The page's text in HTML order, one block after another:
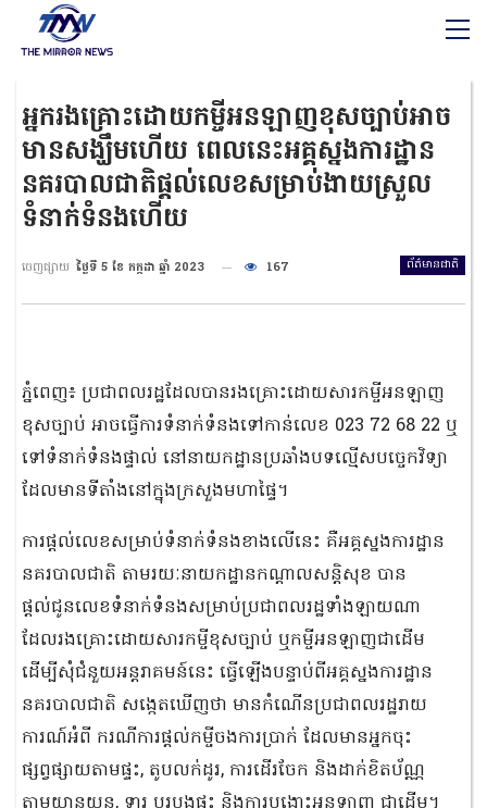
អ្នករងគ្រោះដោយកម្ចីអនឡាញខុសច្បាប់អាច
មានសង្ឃឹមហើយ ពេលនេះអគ្គស្នងការដ្ឋាន
នគរបាលជាតិផ្ដល់លេខសម្រាប់ងាយស្រួល
ទំនាក់ទំនងហើយ
ព័ត៌មានជាតិ
ចេញផ្សាយ ថ្ងៃទី 5 ខែ កក្កដា ឆ្នាំ 2023 167
ភ្នំពេញ៖ ប្រជាពលរដ្ឋដែលបានរងគ្រោះដោយសារកម្ចីអនឡាញ
ខុសច្បាប់ អាចធ្វើការទំនាក់ទំនងទៅកាន់លេខ 023 72 68 22 ឬ
ទៅទំនាក់ទំនងផ្ទាល់ នៅនាយកដ្ឋានប្រឆាំងបទល្មើសបច្ចេកវិទ្យា
ដែលមានទីតាំងនៅក្នុងក្រសួងមហាផ្ទៃ។
ការផ្តល់លេខសម្រាប់ទំនាក់ទំនងខាងលើនេះ គឺអគ្គស្នងការដ្ឋាន
នគរបាលជាតិ តាមរយៈនាយកដ្ឋានកណ្ដាលសន្ដិសុខ បាន
ផ្ដល់ជូនលេខទំនាក់ទំនងសម្រាប់ប្រជាពលរដ្ឋទាំងឡាយណា
ដែលរងគ្រោះដោយសារកម្ចីខុសច្បាប់ ឬកម្ចីអនឡាញជាដើម
ដើម្បីសុំជំនួយអន្ដរាគមន៍នេះ ធ្វើឡើងបន្ទាប់ពីអគ្គស្នងការដ្ឋាន
នគរបាលជាតិ សង្កេតឃើញថា មានកំណើនប្រជាពលរដ្ឋរាយ
ការណ៍អំពី ករណីការផ្ដល់កម្ចីចងការប្រាក់ ដែលមានអ្នកចុះ
ផ្សព្វផ្សាយតាមផ្ទះ, តូបលក់ដូរ, ការដើរចែក និងដាក់ខិតប័ណ្ណ